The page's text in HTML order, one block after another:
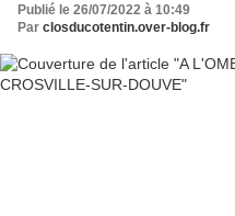
Publié le 26/07/2022 à 10:49
Par closducotentin.over-blog.fr